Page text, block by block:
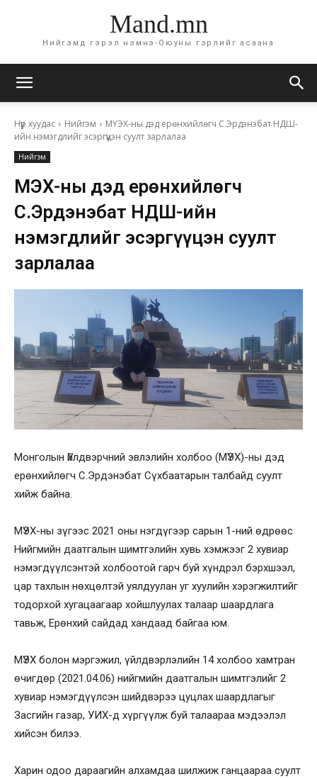
Mand.mn
Нийгэмд гэрэл нэмнэ-Оюуны гэрлийг асаана
Нүүр хуудас Нийгэм
МҮЭХ-ны дэд ерөнхийлөгч С.Эрдэнэбат НДШ-
ийн нэмэгдлийг эсэргүүцэн суулт зарлалаа
Нийгэм
МҮЭХ-ны дэд ерөнхийлөгч
С.Эрдэнэбат НДШ-ийн
нэмэгдлийг эсэргүүцэн суулт
зарлалаа
Монголын Үйлдвэрчний эвлэлийн холбоо (МҮЭХ)-ны дэд
ерөнхийлөгч С.Эрдэнэбат Сүхбаатарын талбайд суулт
хийж байна.
МҮЭХ-ны зүгээс 2021 оны нэгдүгээр сарын 1-ний өдрөөс
Нийгмийн даатгалын шимтгэлийн хувь хэмжээг 2 хувиар
нэмэгдүүлсэнтэй холбоотой гарч буй хүндрэл бэрхшээл,
цар тахлын нөхцөлтэй уялдуулан уг хуулийн хэрэгжилтийг
тодорхой хугацаагаар хойшлуулах талаар шаардлага
тавьж, Ерөнхий сайдад хандаад байгаа юм.
МҮЭХ болон мэргэжил, үйлдвэрлэлийн 14 холбоо хамтран
өчигдөр (2021.04.06) нийгмийн даатгалын шимтгэлийг 2
хувиар нэмэгдүүлсэн шийдвэрээ цуцлах шаардлагыг
Засгийн газар, УИХ-д хүргүүлж буй талаараа мэдээлэл
хийсэн билээ.
Харин одоо дараагийн алхамдаа шилжиж ганцаараа суулт